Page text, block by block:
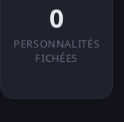
0
PERSONNALITÉS
FICHÉES